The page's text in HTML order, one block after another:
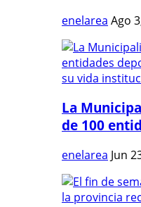
enelarea Ago
La
de 100
enelarea Jun